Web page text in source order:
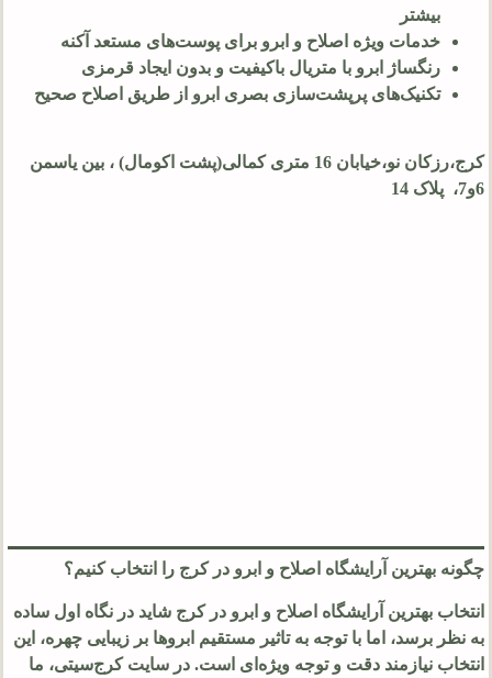
بیشتر
خدمات ویژه اصلاح و ابرو برای پوست‌های مستعد آکنه
رنگساژ ابرو با متریال باکیفیت و بدون ایجاد قرمزی
تکنیک‌های پرپشت‌سازی بصری ابرو از طریق اصلاح صحیح
کرج،رزكان نو،خیابان 16 متری کمالی(پشت اکومال) ، بين ياسمن
6و7، پلاک 14
چگونه بهترین آرایشگاه اصلاح و ابرو در کرج را انتخاب کنیم؟
انتخاب بهترین آرایشگاه اصلاح و ابرو در کرج شاید در نگاه اول ساده
به نظر برسد، اما با توجه به تاثیر مستقیم ابروها بر زیبایی چهره، این
انتخاب نیازمند دقت و توجه ویژه‌ای است. در سایت کرج‌سیتی، ما